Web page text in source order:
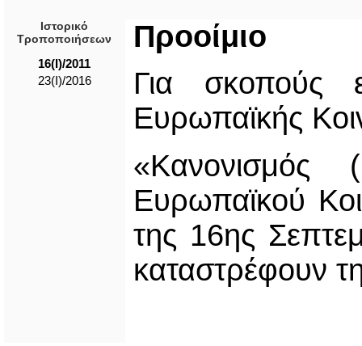
Ιστορικό
Τροποποιήσεων
16(I)/2011
23(Ι)/2016
Προοίμιο
Για σκοπούς
Ευρωπαϊκής
Ευρωπαϊκού
της 16ης
καταστρέφουν